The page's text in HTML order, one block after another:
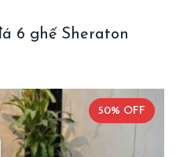
6 ghế Sheraton
50% OFF